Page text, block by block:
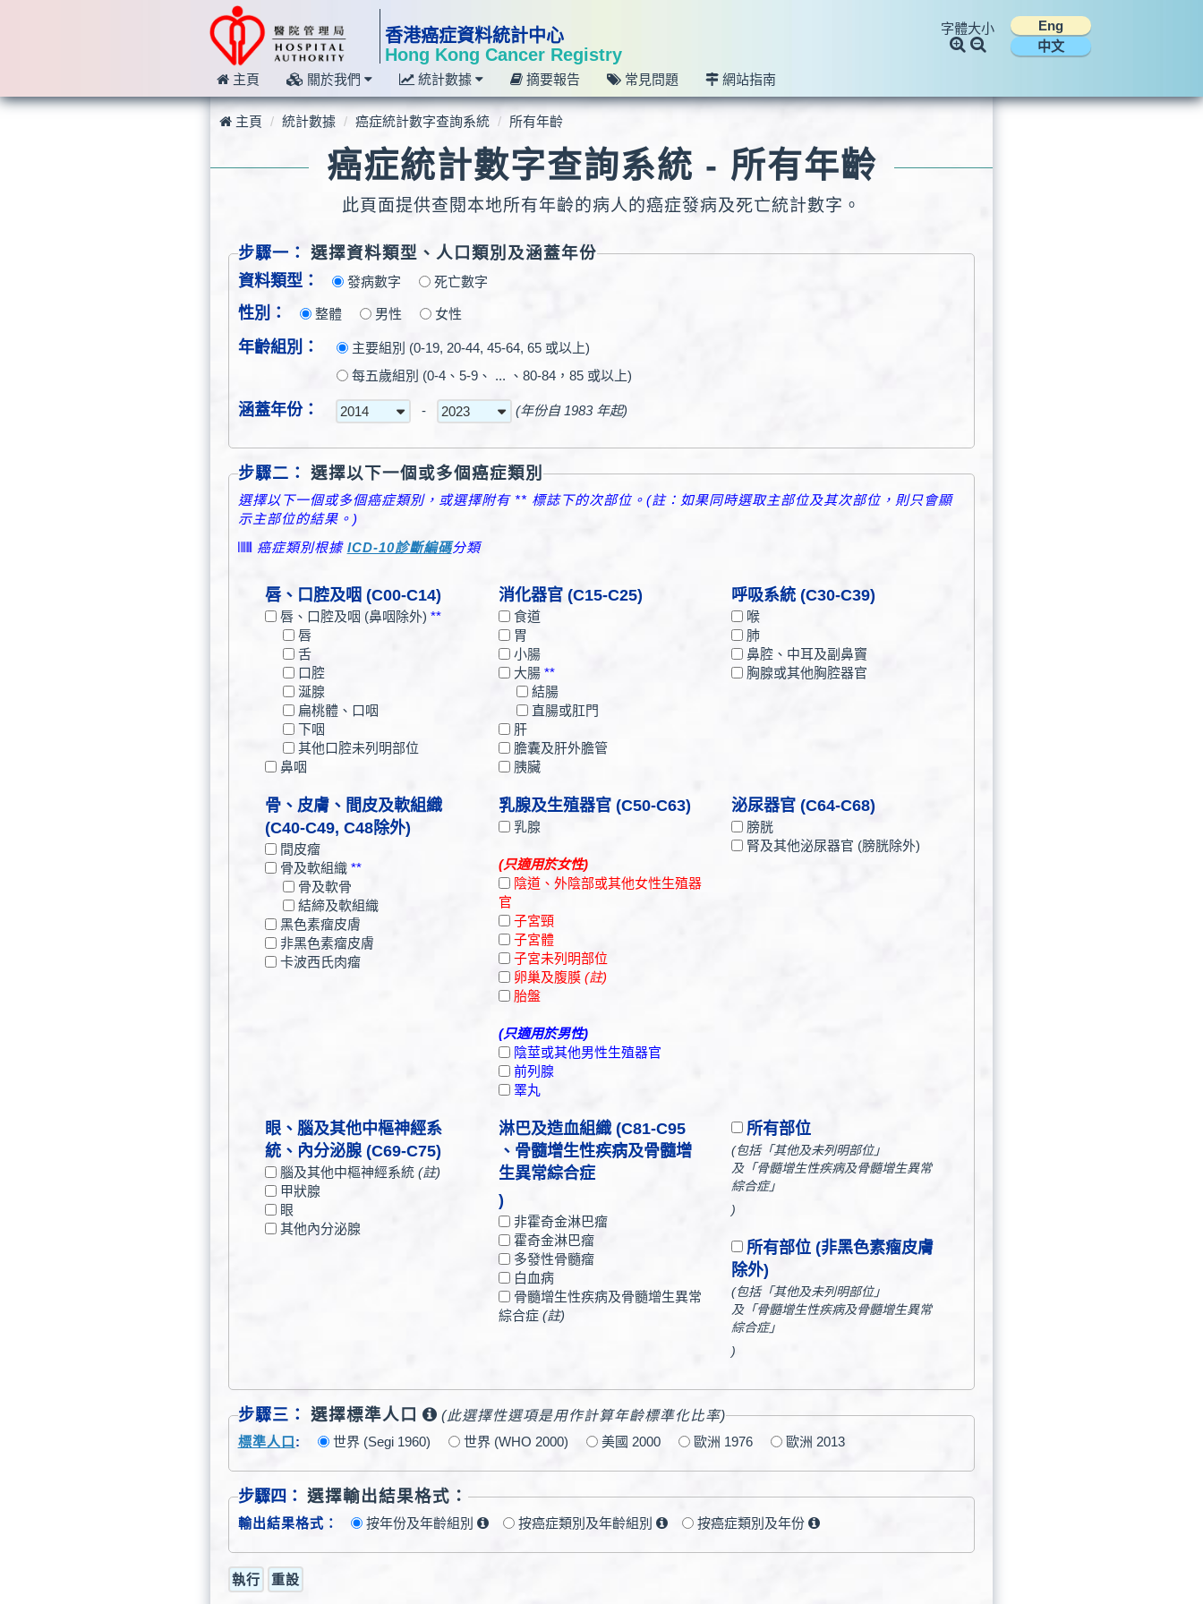
香港癌症資料統計中心
Hong Kong Cancer Registry
字體大小
Eng
中文
主頁 關於我們 統計數據 摘要報告 常見問題 網站指南
主頁 統計數據 癌症統計數字查詢系統 所有年齡
癌症統計數字查詢系統 - 所有年齡
此頁面提供查閱本地所有年齡的病人的癌症發病及死亡統計數字。
步驟一： 選擇資料類型、人口類別及涵蓋年份
資料類型： 發病數字 死亡數字
性別： 整體 男性 女性
年齡組別：
主要組別 (0-19, 20-44, 45-64, 65 或以上)
每五歲組別 (0-4、5-9、 ... 、80-84，85 或以上)
涵蓋年份： - (年份自 1983 年起)
步驟二： 選擇以下一個或多個癌症類別
選擇以下一個或多個癌症類別，或選擇附有 ** 標誌下的次部位。(註：如果同時選取主部位及其次部位，則只會顯
示主部位的結果。)
癌症類別根據 ICD-10診斷編碼分類
唇、口腔及咽 (C00-C14)
唇、口腔及咽 (鼻咽除外) **
唇
舌
口腔
涎腺
扁桃體、口咽
下咽
其他口腔未列明部位
鼻咽
消化器官 (C15-C25)
食道
胃
小腸
大腸 **
結腸
直腸或肛門
肝
膽囊及肝外膽管
胰臟
呼吸系統 (C30-C39)
喉
肺
鼻腔、中耳及副鼻竇
胸腺或其他胸腔器官
骨、皮膚、間皮及軟組織
(C40-C49, C48除外)
間皮瘤
骨及軟組織 **
骨及軟骨
結締及軟組織
黑色素瘤皮膚
非黑色素瘤皮膚
卡波西氏肉瘤
乳腺及生殖器官 (C50-C63)
乳腺
(只適用於女性)
陰道、外陰部或其他女性生殖器
官
子宮頸
子宮體
子宮未列明部位
卵巢及腹膜 (註)
胎盤
(只適用於男性)
陰莖或其他男性生殖器官
前列腺
睪丸
泌尿器官 (C64-C68)
膀胱
腎及其他泌尿器官 (膀胱除外)
眼、腦及其他中樞神經系
統、內分泌腺 (C69-C75)
腦及其他中樞神經系統 (註)
甲狀腺
眼
其他內分泌腺
淋巴及造血組織 (C81-C95
、骨髓增生性疾病及骨髓增
生異常綜合症
)
非霍奇金淋巴瘤
霍奇金淋巴瘤
多發性骨髓瘤
白血病
骨髓增生性疾病及骨髓增生異常
綜合症 (註)
所有部位
(包括「其他及未列明部位」
及「骨髓增生性疾病及骨髓增生異常
綜合症」
)
所有部位 (非黑色素瘤皮膚
除外)
(包括「其他及未列明部位」
及「骨髓增生性疾病及骨髓增生異常
綜合症」
)
步驟三： 選擇標準人口
(此選擇性選項是用作計算年齡標準化比率)
標準人口: 世界 (Segi 1960) 世界 (WHO 2000) 歐洲 1976 歐洲 2013
步驟四： 選擇輸出結果格式：
輸出結果格式： 按年份及年齡組別 按癌症類別及年齡組別 按癌症類別及年份